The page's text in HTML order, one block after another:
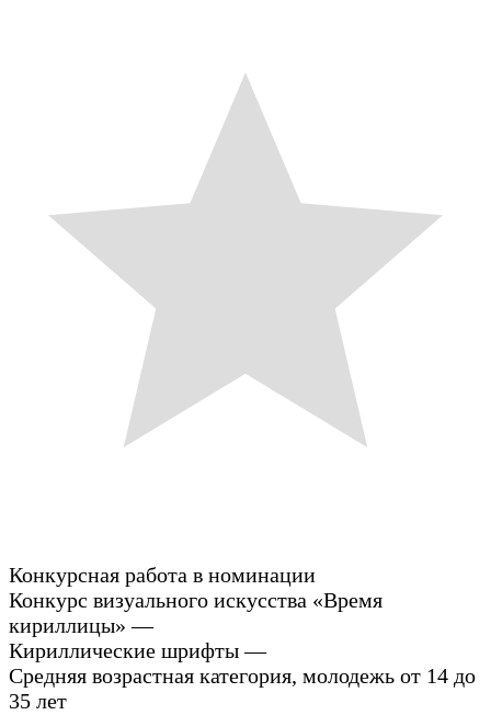
Конкурсная работа в номинации
Конкурс визуального искусства «Время
кириллицы» —
Кириллические шрифты —
Средняя возрастная категория, молодежь от 14 до
35 лет